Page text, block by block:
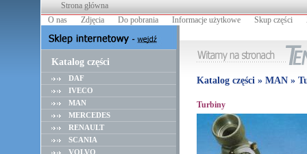
Strona główna
O nas
Zdjęcia Do pobrania Informacje użytkowe Skup części
Katalog części
DAF
IVECO
MAN
MERCEDES
RENAULT
SCANIA
VOLVO
Katalog części » MAN »
Turbiny